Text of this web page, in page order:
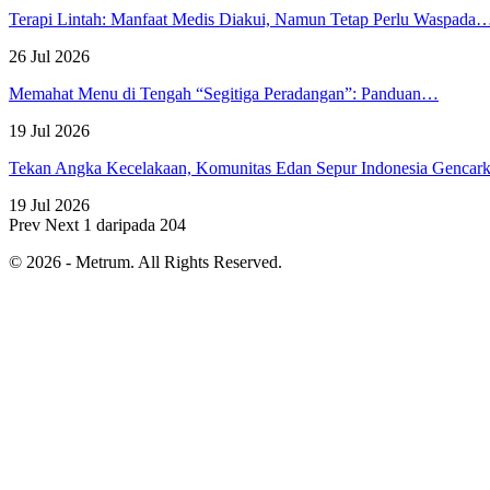
Terapi Lintah: Manfaat Medis Diakui, Namun Tetap Perlu
26 Jul 2026
Memahat Menu di Tengah “Segitiga Peradangan”: Panduan…
19 Jul 2026
Tekan Angka Kecelakaan, Komunitas Edan Sepur Indonesia
19 Jul 2026
Prev Next 1 daripada 204
© 2026 - Metrum. All Rights Reserved.